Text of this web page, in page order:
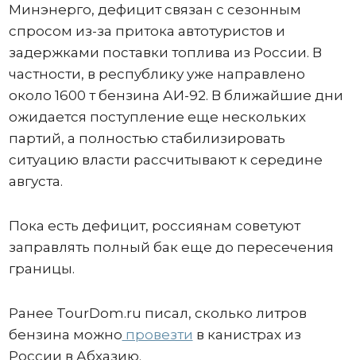
Минэнерго, дефицит связан с сезонным
спросом из-за притока автотуристов и
задержками поставки топлива из России. В
частности, в республику уже направлено
около 1600 т бензина АИ-92. В ближайшие дни
ожидается поступление еще нескольких
партий, а полностью стабилизировать
ситуацию власти рассчитывают к середине
августа.
Пока есть дефицит, россиянам советуют
заправлять полный бак еще до пересечения
границы.
Ранее TourDom.ru писал, сколько литров
бензина можно провезти в канистрах из
России в Абхазию.